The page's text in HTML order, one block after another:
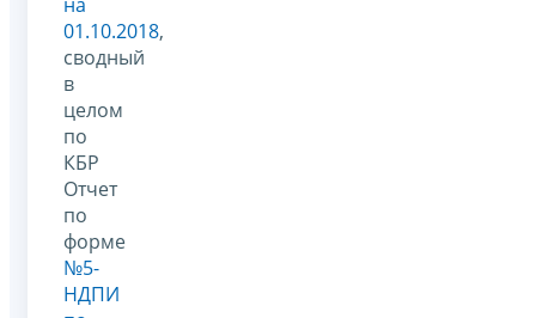
01.10.2018,
сводный
в
целом
по
КБР
Отчет
по
форме
№5-
НДПИ